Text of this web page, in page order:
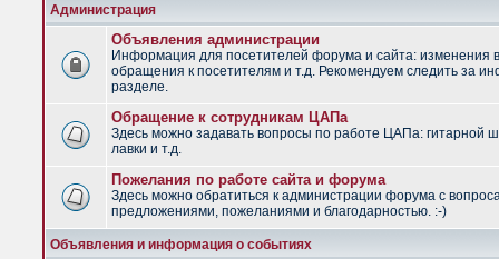
Администрация
Объявления администрации
Информация для посетителей форума и сайта: изменения
обращения к посетителям и т.д. Рекомендуем следить за
разделе.
Обращение к сотрудникам ЦАПа
Здесь можно задавать вопросы по работе ЦАПа: гитарной
лавки и т.д.
Пожелания по работе сайта и форума
Здесь можно обратиться к администрации форума с
предложениями, пожеланиями и благодарностью. :-)
Объявления и информация о событиях